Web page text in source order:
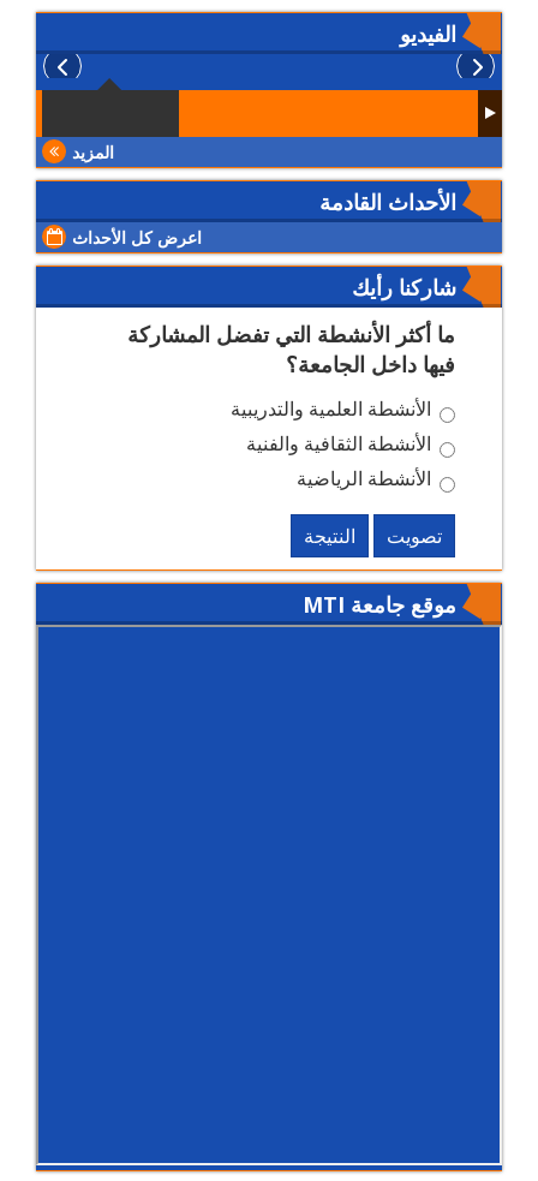
الفيديو
المزيد
الأحداث القادمة
اعرض كل الأحداث
شاركنا رأيك
ما أكثر الأنشطة التي تفضل المشاركة
فيها داخل الجامعة؟
الأنشطة العلمية والتدريبية
الأنشطة الثقافية والفنية
الأنشطة الرياضية
تصويت النتيجة
موقع جامعة MTI